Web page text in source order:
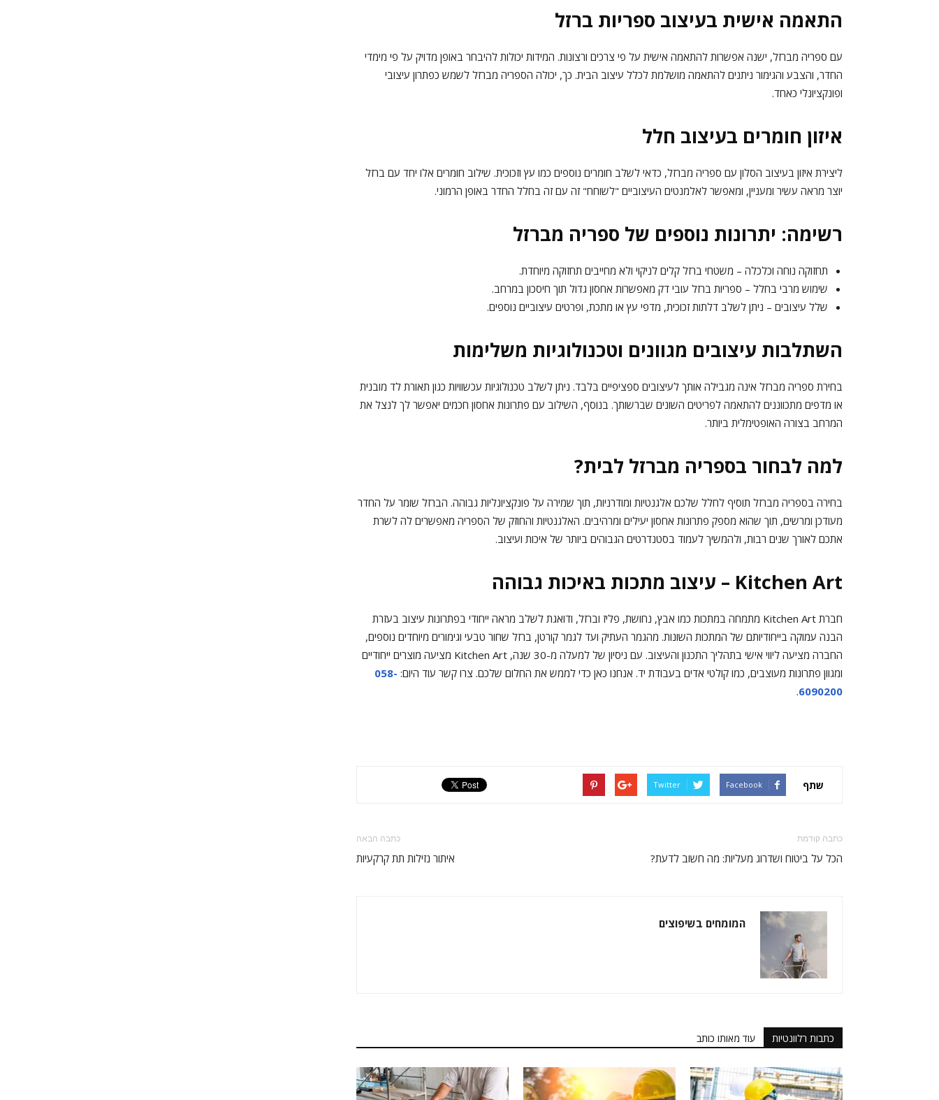
התאמה אישית בעיצוב ספריות ברזל
עם ספריה מברזל, ישנה אפשרות להתאמה אישית על פי צרכים ורצונות. המידות יכולות להיבחר באופן מדויק על פי מימדי
החדר, והצבע והגימור ניתנים להתאמה מושלמת לכלל עיצוב הבית. כך, יכולה הספריה מברזל לשמש כפתרון עיצובי
ופונקציונלי כאחד.
איזון חומרים בעיצוב חלל
ליצירת איזון בעיצוב הסלון עם ספריה מברזל, כדאי לשלב חומרים נוספים כמו עץ וזכוכית. שילוב חומרים אלו יחד עם ברזל
יוצר מראה עשיר ומעניין, ומאפשר לאלמנטים העיצוביים "לשוחח" זה עם זה בחלל החדר באופן הרמוני.
רשימה: יתרונות נוספים של ספריה מברזל
תחזוקה נוחה וכלכלה – משטחי ברזל קלים לניקוי ולא מחייבים תחזוקה מיוחדת.
שימוש מרבי בחלל – ספריות ברזל עובי דק מאפשרות אחסון גדול תוך חיסכון במרחב.
שלל עיצובים – ניתן לשלב דלתות זכוכית, מדפי עץ או מתכת, ופרטים עיצוביים נוספים.
השתלבות עיצובים מגוונים וטכנולוגיות משלימות
בחירת ספריה מברזל אינה מגבילה אותך לעיצובים ספציפיים בלבד. ניתן לשלב טכנולוגיות עכשוויות כגון תאורת לד מובנית
או מדפים מתכווננים להתאמה לפריטים השונים שברשותך. בנוסף, השילוב עם פתרונות אחסון חכמים יאפשר לך לנצל את
המרחב בצורה האופטימלית ביותר.
למה לבחור בספריה מברזל לבית?
בחירה בספריה מברזל תוסיף לחלל שלכם אלגנטיות ומודרניות, תוך שמירה על פונקציונליות גבוהה. הברזל שומר על החדר
מעודכן ומרשים, תוך שהוא מספק פתרונות אחסון יעילים ומרהיבים. האלגנטיות והחוזק של הספריה מאפשרים לה לשרת
אתכם לאורך שנים רבות, ולהמשיך לעמוד בסטנדרטים הגבוהים ביותר של איכות ועיצוב.
Kitchen Art – עיצוב מתכות באיכות גבוהה
חברת Kitchen Art מתמחה במתכות כמו אבץ, נחושת, פליז וברזל, ודואגת לשלב מראה ייחודי בפתרונות עיצוב בעזרת
הבנה עמוקה בייחודיותם של המתכות השונות. מהגמר העתיק ועד לגמר קורטן, ברזל שחור טבעי וגימורים מיוחדים נוספים,
החברה מציעה ליווי אישי בתהליך התכנון והעיצוב. עם ניסיון של למעלה מ-30 שנה, Kitchen Art מציעה מוצרים ייחודיים
ומגוון פתרונות מעוצבים, כמו קולטי אדים בעבודת יד. אנחנו כאן כדי לממש את החלום שלכם. צרו קשר עוד היום: 058-
6090200
.
שתף Facebook
Twitter
כתבה קודמת
הכל על ביטוח ושדרוג מעליות: מה חשוב לדעת?
כתבה הבאה
איתור נזילות תת קרקעיות
המומחים בשיפוצים
כתבות רלוונטיות עוד מאותו כותב